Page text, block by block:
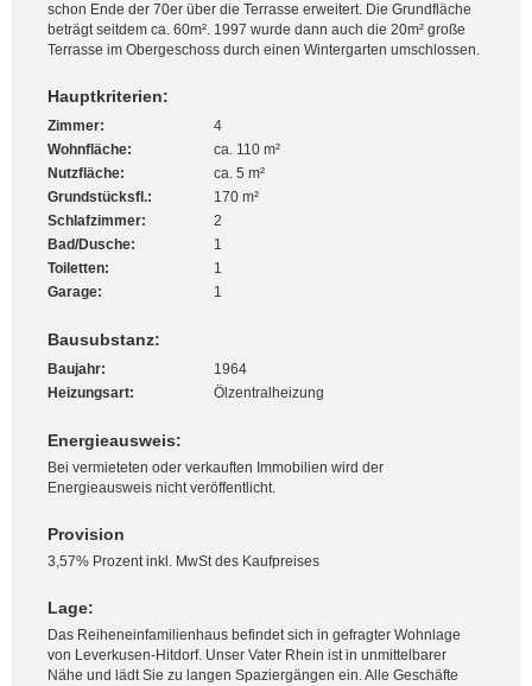
schon Ende der 70er über die Terrasse erweitert. Die Grundfläche
beträgt seitdem ca. 60m². 1997 wurde dann auch die 20m² große
Terrasse im Obergeschoss durch einen Wintergarten umschlossen.
Hauptkriterien:
Zimmer:
4
Wohnfläche:
ca. 110 m²
Nutzfläche:
ca. 5 m²
Grundstücksfl.:
170 m²
Schlafzimmer:
2
Bad/Dusche:
1
Toiletten:
1
Garage:
1
Bausubstanz:
Baujahr:
1964
Heizungsart:
Ölzentralheizung
Energieausweis:
Bei vermieteten oder verkauften Immobilien wird der
Energieausweis nicht veröffentlicht.
Provision
3,57% Prozent inkl. MwSt des Kaufpreises
Lage:
Das Reiheneinfamilienhaus befindet sich in gefragter Wohnlage
von Leverkusen-Hitdorf. Unser Vater Rhein ist in unmittelbarer
Nähe und lädt Sie zu langen Spaziergängen ein. Alle Geschäfte